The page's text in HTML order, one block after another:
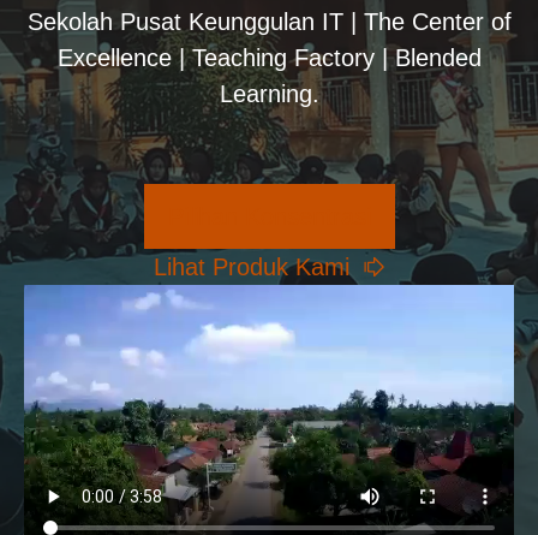
Sekolah Pusat Keunggulan IT | The Center of
Excellence | Teaching Factory | Blended
Learning.
Lihat Produk Kami